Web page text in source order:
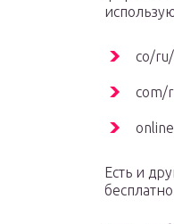
co/
com/
Есть и